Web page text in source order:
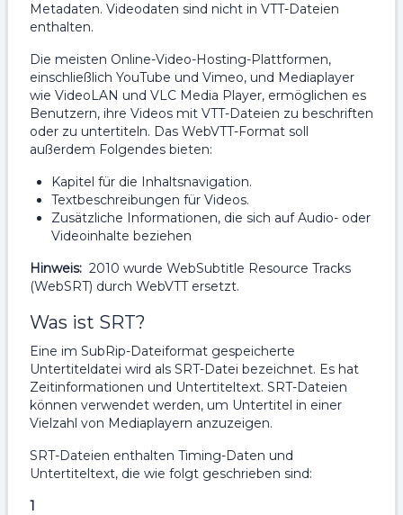
Metadaten. Videodaten sind nicht in VTT-Dateien
enthalten.
Die meisten Online-Video-Hosting-Plattformen,
einschließlich YouTube und Vimeo, und Mediaplayer
wie VideoLAN und VLC Media Player, ermöglichen es
Benutzern, ihre Videos mit VTT-Dateien zu beschriften
oder zu untertiteln. Das WebVTT-Format soll
außerdem Folgendes bieten:
Kapitel für die Inhaltsnavigation.
Textbeschreibungen für Videos.
Zusätzliche Informationen, die sich auf Audio- oder
Videoinhalte beziehen
Hinweis: 2010 wurde WebSubtitle Resource Tracks
(WebSRT) durch WebVTT ersetzt.
Was ist SRT?
Eine im SubRip-Dateiformat gespeicherte
Untertiteldatei wird als SRT-Datei bezeichnet. Es hat
Zeitinformationen und Untertiteltext. SRT-Dateien
können verwendet werden, um Untertitel in einer
Vielzahl von Mediaplayern anzuzeigen.
SRT-Dateien enthalten Timing-Daten und
Untertiteltext, die wie folgt geschrieben sind:
1